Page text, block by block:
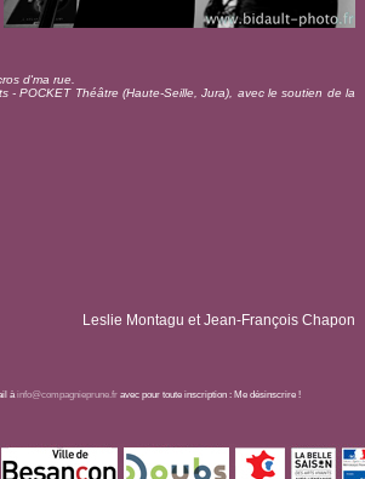
d'ma rue.
- POCKET Théâtre (Haute-Seille, Jura), avec le soutien de la
Leslie Montagu et Jean-François Chapon
àinfo@compagnieprune.fr avec pour toute inscription : Me désinscrire !